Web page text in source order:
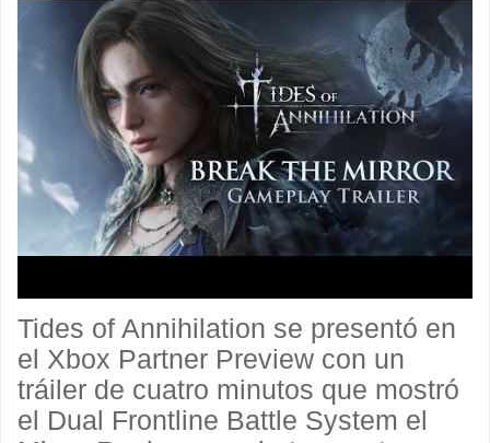
Tides of Annihilation se presentó en
el Xbox Partner Preview con un
tráiler de cuatro minutos que mostró
el Dual Frontline Battle System el